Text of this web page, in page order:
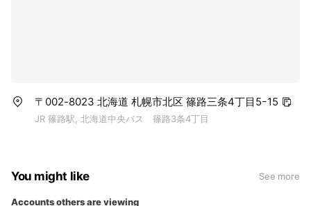
〒002-8023 北海道 札幌市北区 篠路三条4丁目5ｰ15
JR 篠路駅, 北海道中央バス 篠路3条4丁目
You might like See more
Accounts others are viewing